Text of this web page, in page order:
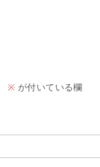
※ が付いている欄